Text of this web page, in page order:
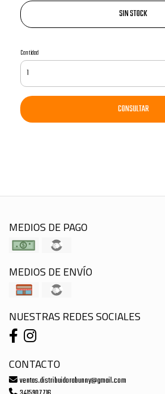
SIN STOCK
Cantidad
CONSULTAR
MEDIOS DE PAGO
MEDIOS DE ENVÍO
NUESTRAS REDES SOCIALES
CONTACTO
ventas.distribuidorabunny@gmail.com